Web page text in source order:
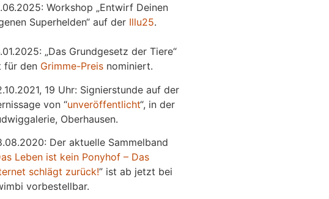
Workshop „Entwirf Deinen
Superhelden“ auf der Illu25.
„Das Grundgesetz der Tiere“
für den Grimme-Preisnominiert.
19 Uhr: Signierstunde auf der
von “unveröffentlicht“, in der
Oberhausen.
Der aktuelle Sammelband
Lebenist kein Ponyhof – Das
schlägt zurück!” ist ab jetzt bei
vorbestellbar.